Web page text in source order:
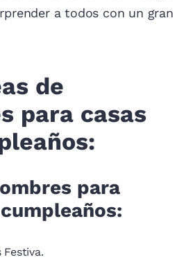
a todos con un gran
de
para casas
para
Festiva.